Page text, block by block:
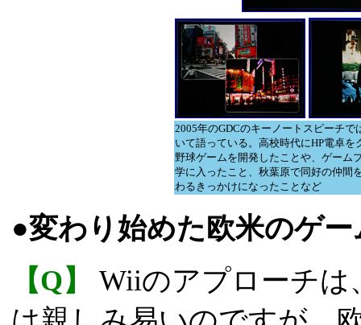
2005年のGDCのキーノートスピーチ
いて語っている。高校時代にHP電卓
野球ゲームを開発したことや、ゲーム
学に入ったこと、秋葉原で同好の仲間
わるきっかけになったことなど
●変わり始めた欧米のゲー
【Q】
Wiiのアプローチは